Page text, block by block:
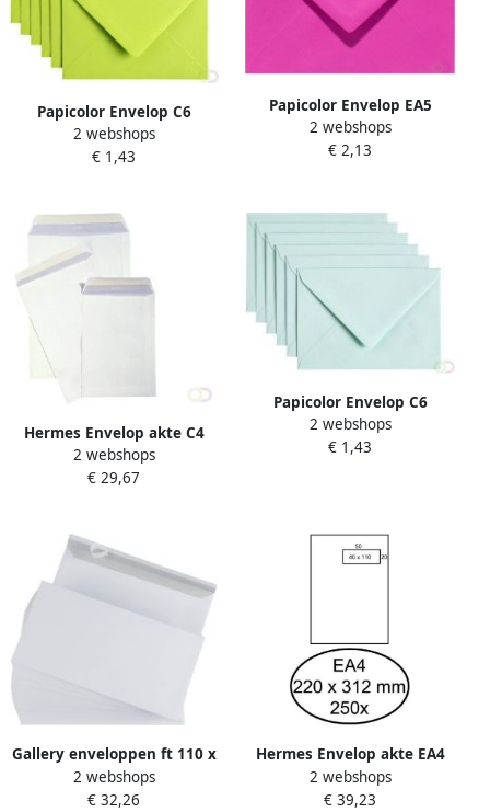
Papicolor Envelop C6
114x162mm appelgroen
pak Ã 6 stuks
2 webshops
€ 1,43
Papicolor Envelop EA5
156x220mm felroze pak Ã 6
stuks
2 webshops
€ 2,13
Hermes Envelop akte C4
229x324mm zelfklevend wit
doos Ã 250 stuks
2 webshops
€ 29,67
Papicolor Envelop C6
114x162mm zeegroen pak
Ã 6 stuks
2 webshops
€ 1,43
Gallery enveloppen ft 110 x
220 mm stripsluiting
binnenzijde grijs doos van
2 webshops
€ 32,26
Hermes Envelop akte EA4
220x312mm venster rechts
4x11cm zelfklevend wit
2 webshops
€ 39,23